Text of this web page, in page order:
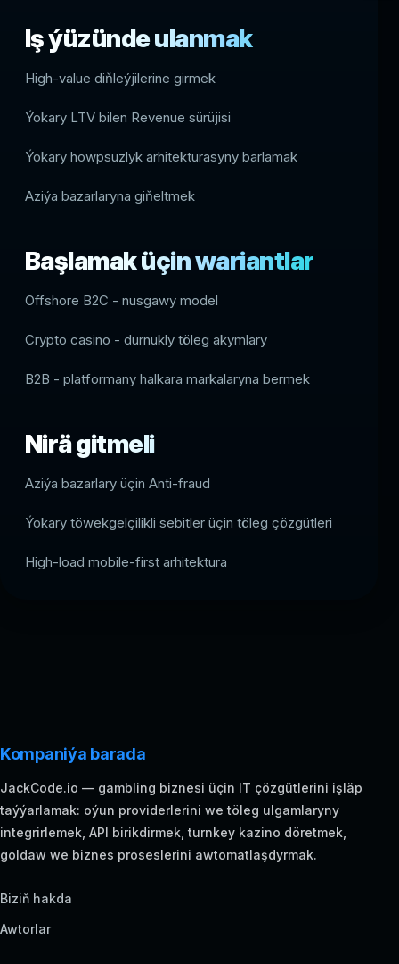
Iş ýüzünde ulanmak
High-value diňleýjilerine girmek
Ýokary LTV bilen Revenue sürüjisi
Ýokary howpsuzlyk arhitekturasyny barlamak
Aziýa bazarlaryna giňeltmek
Başlamak üçin wariantlar
Offshore B2C - nusgawy model
Crypto casino - durnukly töleg akymlary
B2B - platformany halkara markalaryna bermek
Nirä gitmeli
Aziýa bazarlary üçin Anti-fraud
Ýokary töwekgelçilikli sebitler üçin töleg çözgütleri
High-load mobile-first arhitektura
Kompaniýa barada
JackCode.io — gambling biznesi üçin IT çözgütlerini işläp
taýýarlamak: oýun providerlerini we töleg ulgamlaryny
integrirlemek, API birikdirmek, turnkey kazino döretmek,
goldaw we biznes proseslerini awtomatlaşdyrmak.
Biziň hakda
Awtorlar